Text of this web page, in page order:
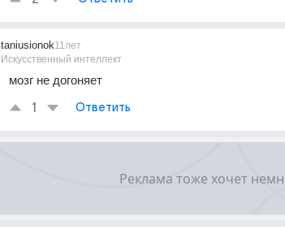
taniusionok
Искусственный интеллект
11лет
мозг не догоняет
1 Ответить